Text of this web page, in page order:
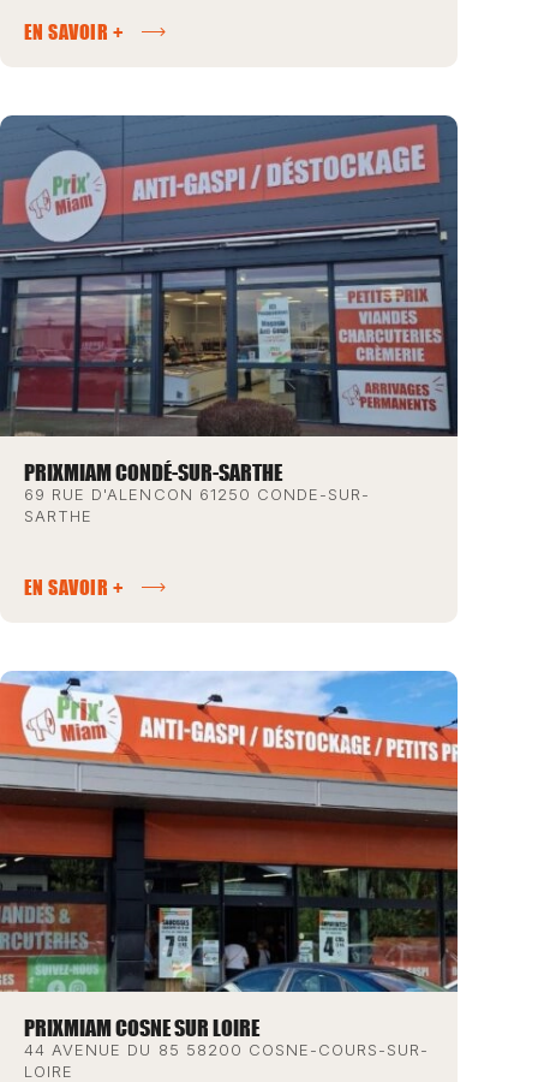
EN SAVOIR +
PRIXMIAM CONDÉ-SUR-SARTHE
69 RUE D'ALENCON 61250 CONDE-SUR-
SARTHE
EN SAVOIR +
PRIXMIAM COSNE SUR LOIRE
44 AVENUE DU 85 58200 COSNE-COURS-SUR-
LOIRE